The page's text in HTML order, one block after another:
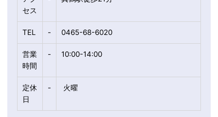
セス
TEL - 0465-68-6020
営業
時間
- 10:00-14:00
定休
日
- 火曜